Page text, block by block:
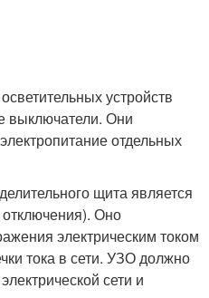
устройств
выключатели. Они
отдельных
щита является
Оно
электрическим током
тока в сети. УЗО должно
сети и